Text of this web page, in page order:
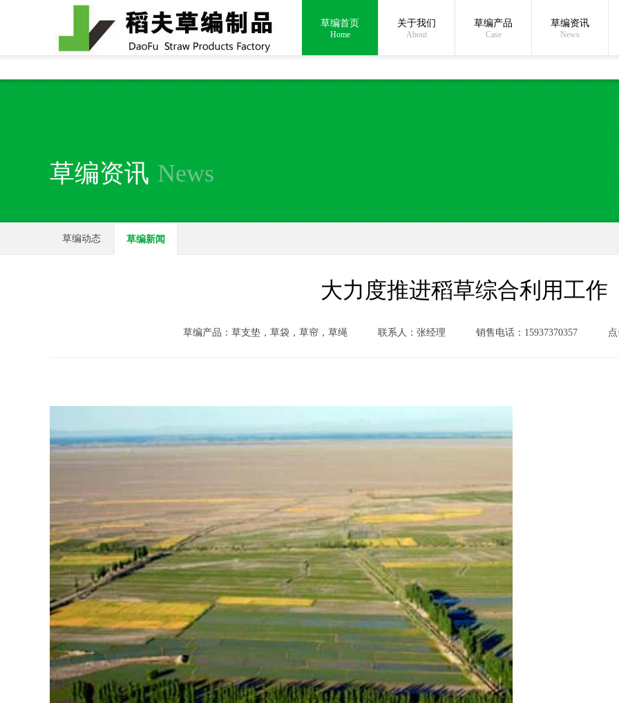
全国统一24小时销售电话：15937370357 在线沟通:
草编首页
Home
关于我们
About
草编产品
Case
草编资讯
News
草编资讯 News
草编动态 草编新闻
大力度推进稻草综合利用工作
草编产品：草支垫，草袋，草帘，草绳 联系人：张经理 销售电话：15937370357 点